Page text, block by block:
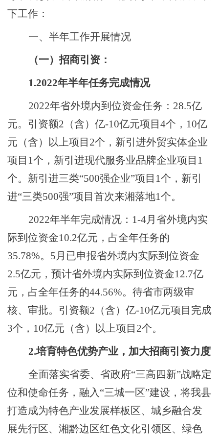
下工作：
一、半年工作开展情况
（一）招商引资：
1.2022年半年任务完成情况
2022年省外境内到位资金任务：28.5亿
元。引资额2（含）亿-10亿元项目4个，10亿
元（含）以上项目2个，新引进外贸实体企业
项目1个，新引进现代服务业品牌企业项目1
个。 新引进三类“500强企业”项目 1个，新引
进“三类500强”项目首次来湘落地1个。
2022年半年完成情况：1-4月省外境内实
际到位资金10.2亿元，占全年任务的
35.78%。5月已申报省外境内实际到位资金
2.5亿元，预计省外境内实际到位资金12.7亿
元，占全年任务的44.56%。待省市两级审
核、审批。引资额2（含）亿-10亿元项目完成
3个，10亿元（含）以上项目2个。
2.培育特色优势产业，加大招商引资力度
全面落实省委、省政府“三高四新”战略定
位和使命任务，融入 “三城一区”建设，将我县
打造成为特色产业发展样板区、城乡融合发
展先行区、湘黔边区红色文化引领区、绿色